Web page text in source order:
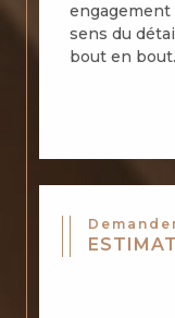
engagement
sens du
bout en bout.